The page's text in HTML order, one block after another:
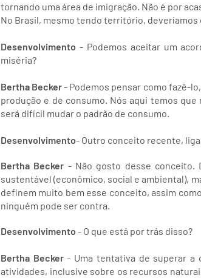
tornando uma área de imigração. Não é por
No Brasil, mesmo tendo território,
Desenvolvimento - Podemos aceitar um
miséria?
Bertha Becker- Podemos pensar como fazê-
produção e de consumo. Nós aqui temos que
será difícil mudar o padrão de consumo.
Desenvolvimento- Outro conceito recente,
Bertha Becker - Não gosto desse conceito.
sustentável (econômico, social e ambiental),
definem muito bem esse conceito, assim
ninguém pode ser contra.
Desenvolvimento - O que está por trás disso?
Bertha Becker- Uma tentativa de superar a
atividades, inclusive sobre os recursos